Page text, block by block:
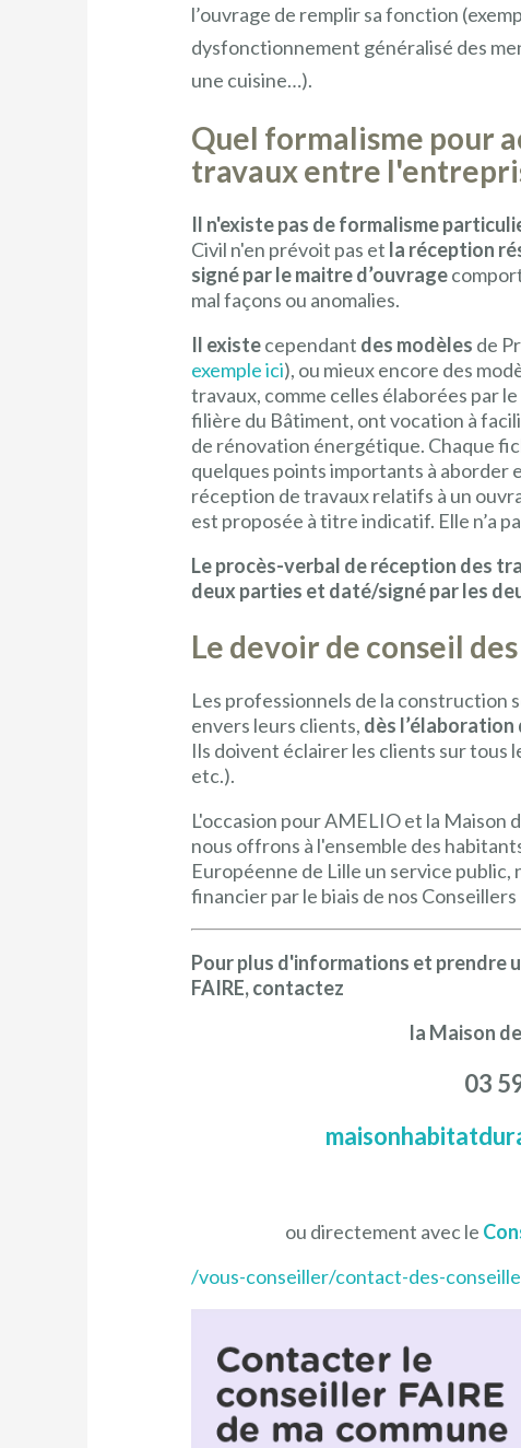
l’ouvrage de remplir sa fonction
dysfonctionnement généralisé des
une cuisine…).
Quel formalisme pour
travaux entre
Il n'existe pas de formalisme
Civil n'en prévoit pas et la réception
signé par le maitre d’ouvrage
mal façons ou anomalies.
Il existecependant des modèles de
exemple ici), ou mieux encore des
travaux, comme celles élaborées par
filière du Bâtiment, ont vocation à
de rénovation énergétique. Chaque
quelques points importants à aborder
réception de travaux relatifs à un
est proposée à titre indicatif. Elle n’a
Le procès-verbal de réception des
deux parties et daté/signé par les
Le devoir de conseil
Les professionnels de la construction
envers leurs clients, dès l’élaboration
Ils doivent éclairer les clients sur
etc.).
L'occasion pour AMELIO et la Maison
nous offrons à l'ensemble des
Européenne de Lille un service
financier par le biais de nos
Pour plus d'informations et prendre
FAIRE, contactez
la Maison
03
ou directement avec le
/vous-conseiller/contact-des-